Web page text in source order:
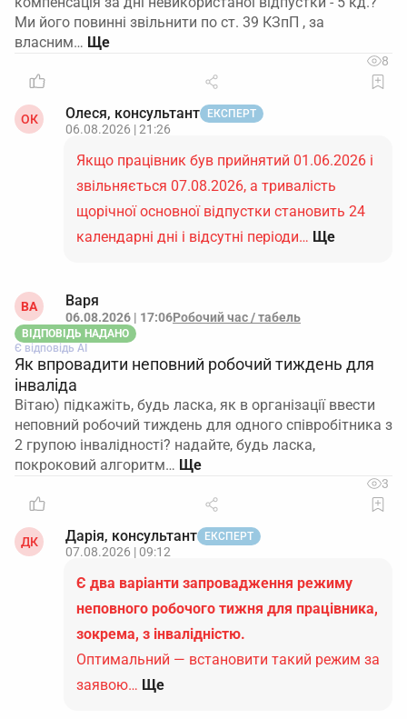
Ми його повинні звільнити по ст. 39 КЗпП , за
власним…
8
ОК Олеся, консультант ЕКСПЕРТ
06.08.2026 | 21:26
Якщо працівник був прийнятий 01.06.2026 і
звільняється 07.08.2026, а тривалість
щорічної основної відпустки становить 24
календарні дні і відсутні періоди… Ще
ВА Варя
06.08.2026 | 17:06Робочий час / табель
ВІДПОВІДЬ НАДАНО
Є відповідь АІ
Як впровадити неповний робочий тиждень для
інваліда
Вітаю) підкажіть, будь ласка, як в організації ввести
неповний робочий тиждень для одного співробітника з
2 групою інвалідності? надайте, будь ласка,
покроковий алгоритм…
3
ДК Дарія, консультант ЕКСПЕРТ
07.08.2026 | 09:12
Є два варіанти запровадження режиму
неповного робочого тижня для працівника,
зокрема, з інвалідністю.
Оптимальний — встановити такий режим за
заявою… Ще